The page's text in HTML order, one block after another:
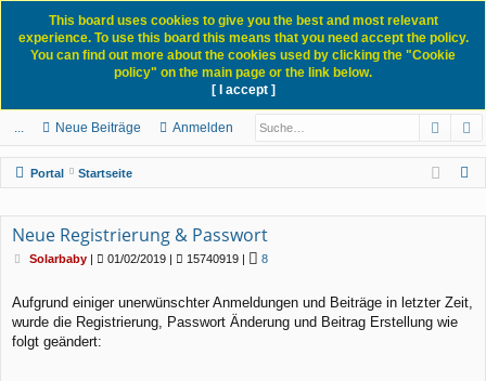
ch
ne
llz
ug
rif
News Blog
lie
de
m
el
ist
rie
Neue Beiträge Anmelden
Portal Startseite
c
Neue Registrierung & Passwort
B
t
r
a
Solarbaby| 01/02/2019 | 15740919 | 8
Aufgrund einiger unerwünschter Anmeldungen und Beiträge in letzter Zeit,
wurde die Registrierung, Passwort Änderung und Beitrag Erstellung wie
folgt geändert:
This board uses cookies to give you the best and most relevant
experience. To use this board this means that you need accept the policy.
You can find out more about the cookies used by clicking the "Cookie
policy" on the main page or the link below.
[ I accept ]